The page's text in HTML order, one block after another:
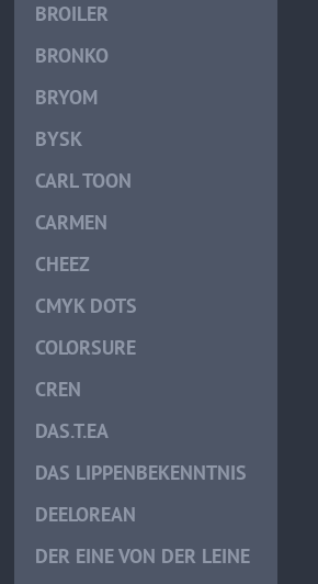
BROILER
BRONKO
BRYOM
BYSK
CARL TOON
CARMEN
CHEEZ
CMYK DOTS
COLORSURE
CREN
DAS.T.EA
DAS LIPPENBEKENNTNIS
DEELOREAN
DER EINE VON DER LEINE